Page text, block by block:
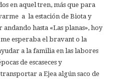
en aquel tren, más que para
a la estación de Biota y
andando hasta «Las planas», hoy
esperaba el bravant o la
a la familia en las labores
de escaseces y
a Ejea algún saco de